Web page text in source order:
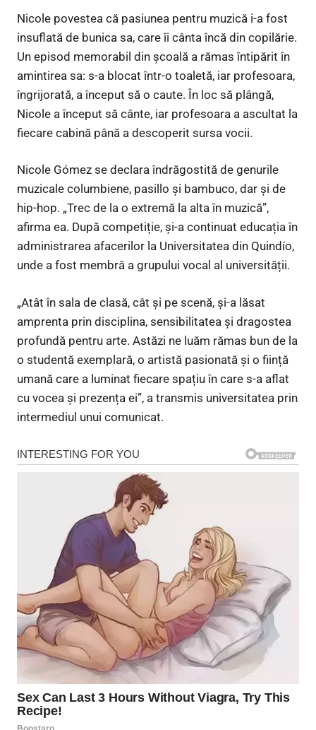
Nicole povestea că pasiunea pentru muzică i-a fost
insuflată de bunica sa, care îi cânta încă din copilărie.
Un episod memorabil din școală a rămas întipărit în
amintirea sa: s-a blocat într-o toaletă, iar profesoara,
îngrijorată, a început să o caute. În loc să plângă,
Nicole a început să cânte, iar profesoara a ascultat la
fiecare cabină până a descoperit sursa vocii.
Nicole Gómez se declara îndrăgostită de genurile
muzicale columbiene, pasillo și bambuco, dar și de
hip-hop. „Trec de la o extremă la alta în muzică”,
afirma ea. După competiție, și-a continuat educația în
administrarea afacerilor la Universitatea din Quindío,
unde a fost membră a grupului vocal al universității.
„Atât în ​​sala de clasă, cât și pe scenă, și-a lăsat
amprenta prin disciplina, sensibilitatea și dragostea
profundă pentru arte. Astăzi ne luăm rămas bun de la
o studentă exemplară, o artistă pasionată și o ființă
umană care a luminat fiecare spațiu în care s-a aflat
cu vocea și prezența ei”, a transmis universitatea prin
intermediul unui comunicat.